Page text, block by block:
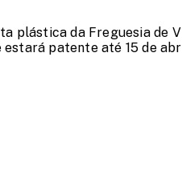
plástica da Freguesia de
estará patente até 15 de